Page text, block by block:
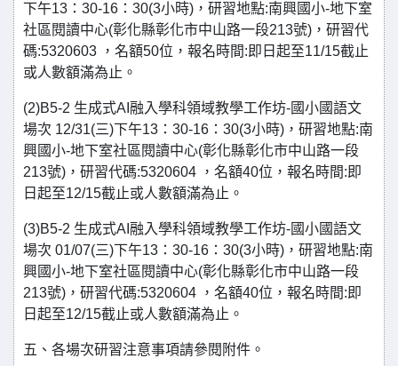
下午13：30-16：30(3小時)，研習地點:南興國小-地下室
社區閱讀中心(彰化縣彰化市中山路一段213號)，研習代
碼:5320603 ，名額50位，報名時間:即日起至11/15截止
或人數額滿為止。
(2)B5-2 生成式AI融入學科領域教學工作坊-國小國語文
場次 12/31(三)下午13：30-16：30(3小時)，研習地點:南
興國小-地下室社區閱讀中心(彰化縣彰化市中山路一段
213號)，研習代碼:5320604 ，名額40位，報名時間:即
日起至12/15截止或人數額滿為止。
(3)B5-2 生成式AI融入學科領域教學工作坊-國小國語文
場次 01/07(三)下午13：30-16：30(3小時)，研習地點:南
興國小-地下室社區閱讀中心(彰化縣彰化市中山路一段
213號)，研習代碼:5320604 ，名額40位，報名時間:即
日起至12/15截止或人數額滿為止。
五、各場次研習注意事項請參閱附件。